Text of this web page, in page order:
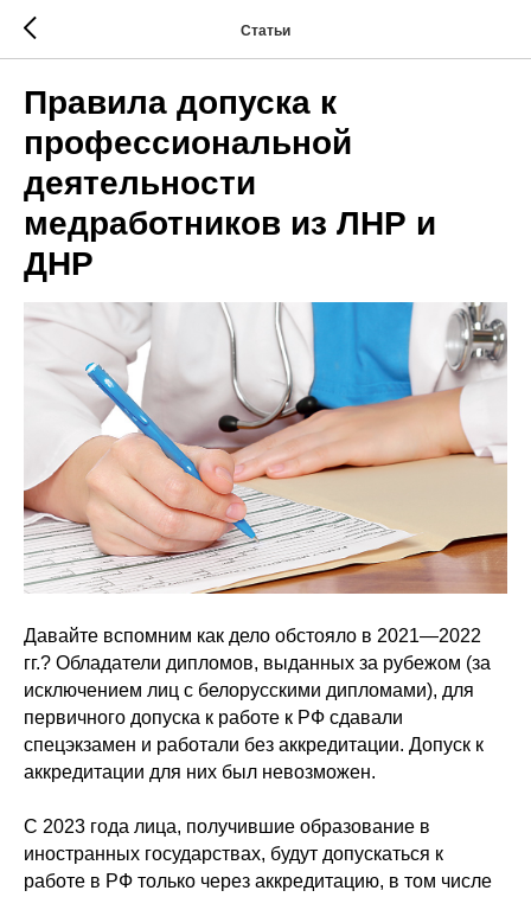
Статьи
Правила допуска к
профессиональной
деятельности
медработников из ЛНР и
ДНР
Давайте вспомним как дело обстояло в 2021—2022
гг.? Обладатели дипломов, выданных за рубежом (за
исключением лиц с белорусскими дипломами), для
первичного допуска к работе к РФ сдавали
спецэкзамен и работали без аккредитации. Допуск к
аккредитации для них был невозможен.
С 2023 года лица, получившие образование в
иностранных государствах, будут допускаться к
работе в РФ только через аккредитацию, в том числе